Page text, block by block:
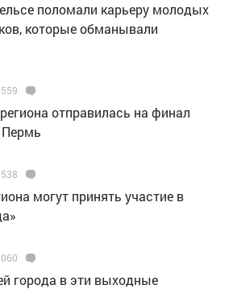
поломали карьеру молодых
которые обманывали
отправилась на финал
Пермь
могут принять участие в
города в эти выходные